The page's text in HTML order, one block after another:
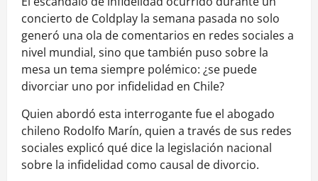
concierto de Coldplay la semana pasada no solo
generó una ola de comentarios en redes sociales a
nivel mundial, sino que también puso sobre la
mesa un tema siempre polémico: ¿se puede
divorciar uno por infidelidad en Chile?
Quien abordó esta interrogante fue el abogado
chileno Rodolfo Marín, quien a través de sus redes
sociales explicó qué dice la legislación nacional
sobre la infidelidad como causal de divorcio.